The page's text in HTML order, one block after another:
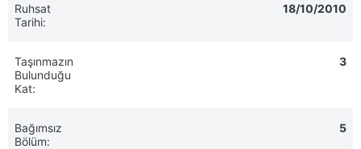
Ruhsat
Tarihi:
18/10/2010
Taşınmazın
Bulunduğu
Kat:
3
Bağımsız
Bölüm:
5